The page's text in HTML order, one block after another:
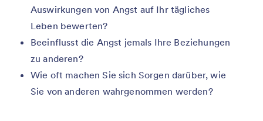
Auswirkungen von Angst auf Ihr tägliches
Leben bewerten?
Beeinflusst die Angst jemals Ihre Beziehungen
zu anderen?
Wie oft machen Sie sich Sorgen darüber, wie
Sie von anderen wahrgenommen werden?